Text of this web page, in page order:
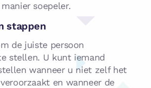
soepeler.
stappen
de juiste persoon
stellen. U kunt iemand
wanneer u niet zelf het
en wanneer de